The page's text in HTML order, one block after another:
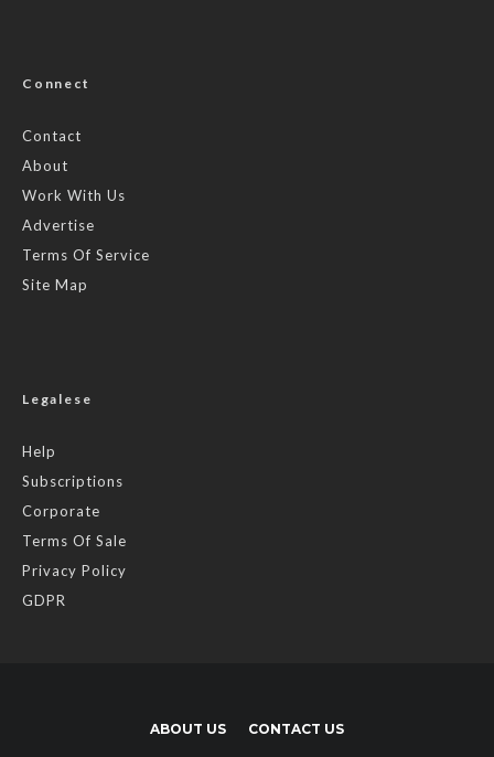
Connect
Contact
About
Work With Us
Advertise
Terms Of Service
Site Map
Legalese
Help
Subscriptions
Corporate
Terms Of Sale
Privacy Policy
GDPR
ABOUT US CONTACT US